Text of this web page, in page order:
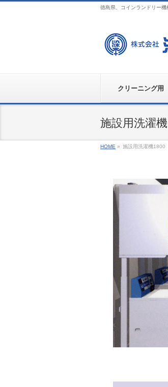
徳島県、コインランドリー
クリーニング用
施設用洗濯
HOME » 施設用洗濯機1800